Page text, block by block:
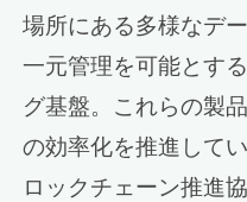
場所にある多様なデ
一元管理を可能とす
グ基盤。これらの製
の効率化を推進して
ロックチェーン推進